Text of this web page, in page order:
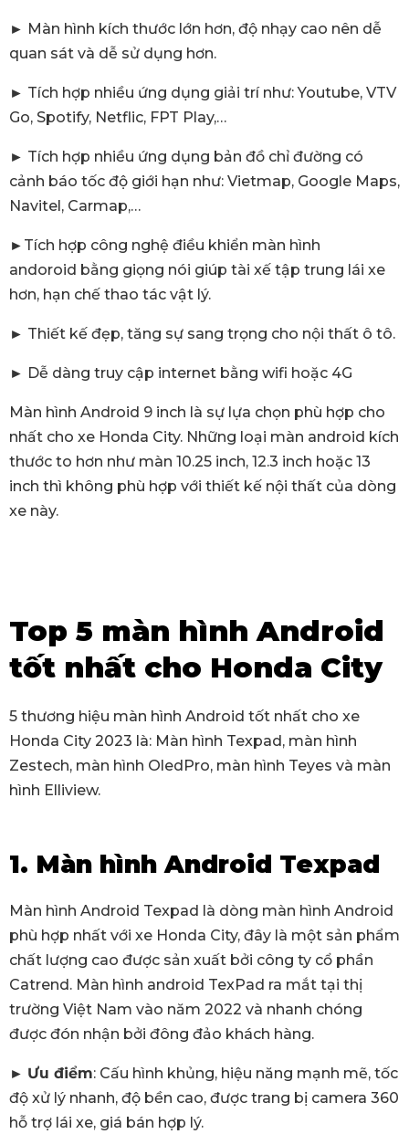
► Màn hình kích thước lớn hơn, độ nhạy cao nên dễ
quan sát và dễ sử dụng hơn.
► Tích hợp nhiều ứng dụng giải trí như: Youtube, VTV
Go, Spotify, Netflic, FPT Play,…
► Tích hợp nhiều ứng dụng bản đồ chỉ đường có
cảnh báo tốc độ giới hạn như: Vietmap, Google Maps,
Navitel, Carmap,…
►Tích hợp công nghệ điều khiển màn hình
andoroid bằng giọng nói giúp tài xế tập trung lái xe
hơn, hạn chế thao tác vật lý.
► Thiết kế đẹp, tăng sự sang trọng cho nội thất ô tô.
► Dễ dàng truy cập internet bằng wifi hoặc 4G
Màn hình Android 9 inch là sự lựa chọn phù hợp cho
nhất cho xe Honda City. Những loại màn android kích
thước to hơn như màn 10.25 inch, 12.3 inch hoặc 13
inch thì không phù hợp với thiết kế nội thất của dòng
xe này.
Top 5 màn hình Android
tốt nhất cho Honda City
5 thương hiệu màn hình Android tốt nhất cho xe
Honda City 2023 là: Màn hình Texpad, màn hình
Zestech, màn hình OledPro, màn hình Teyes và màn
hình Elliview.
1. Màn hình Android Texpad
Màn hình Android Texpad là dòng màn hình Android
phù hợp nhất với xe Honda City, đây là một sản phẩm
chất lượng cao được sản xuất bởi công ty cổ phần
Catrend. Màn hình android TexPad ra mắt tại thị
trường Việt Nam vào năm 2022 và nhanh chóng
được đón nhận bởi đông đảo khách hàng.
► Ưu điểm: Cấu hình khủng, hiệu năng mạnh mẽ, tốc
độ xử lý nhanh, độ bền cao, được trang bị camera 360
hỗ trợ lái xe, giá bán hợp lý.